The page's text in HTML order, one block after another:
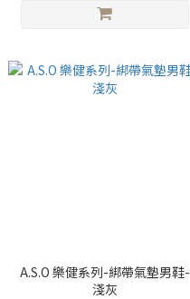
A.S.O 樂健系列-綁帶氣墊男鞋-
淺灰